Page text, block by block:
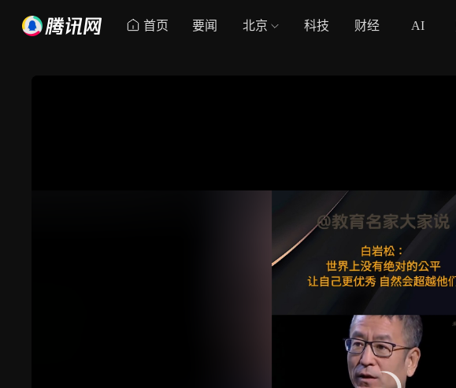
首页 要闻 北京 科技 财经 AI